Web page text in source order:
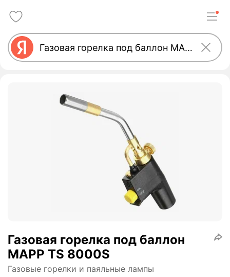
Газовая горелка под баллон
MAPP TS 8000S
Газовые горелки и паяльные лампы